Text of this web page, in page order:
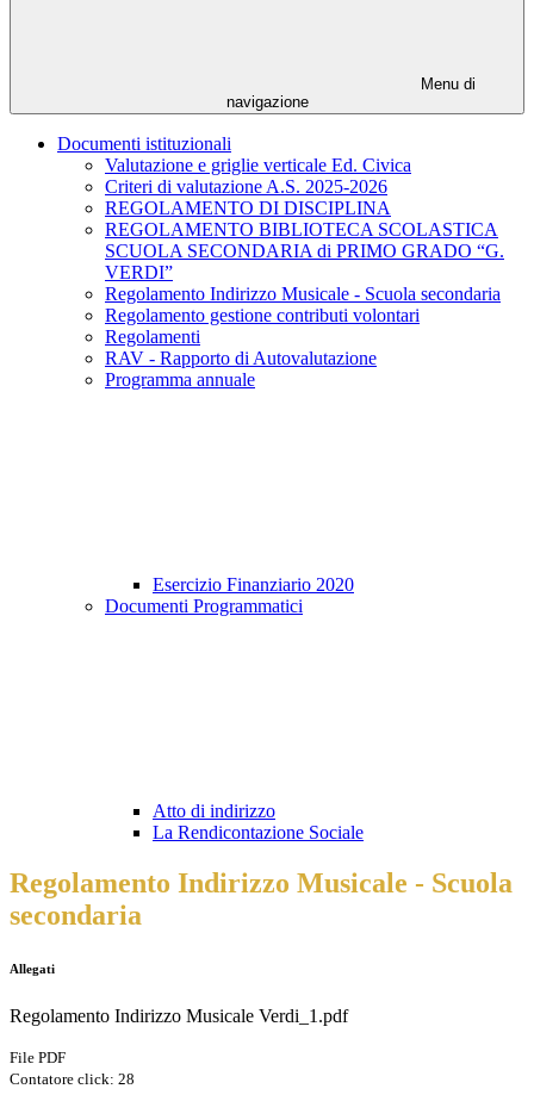
Menu di
navigazione
Documenti istituzionali
Valutazione e griglie verticale Ed. Civica
Criteri di valutazione A.S. 2025-2026
REGOLAMENTO DI DISCIPLINA
REGOLAMENTO BIBLIOTECA SCOLASTICA
SCUOLA SECONDARIA di PRIMO GRADO “G.
VERDI”
Regolamento Indirizzo Musicale - Scuola secondaria
Regolamento gestione contributi volontari
Regolamenti
RAV - Rapporto di Autovalutazione
Programma annuale
Esercizio Finanziario 2020
Documenti Programmatici
Atto di indirizzo
La Rendicontazione Sociale
Regolamento Indirizzo Musicale - Scuola
secondaria
Allegati
Regolamento Indirizzo Musicale Verdi_1.pdf
File PDF
Contatore click: 28